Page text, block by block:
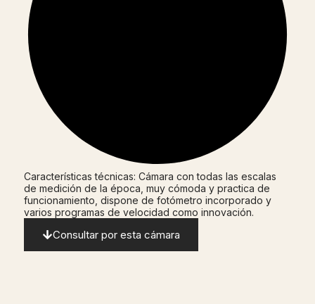
Características técnicas: Cámara con todas las escalas
de medición de la época, muy cómoda y practica de
funcionamiento, dispone de fotómetro incorporado y
varios programas de velocidad como innovación.
Consultar por esta cámara